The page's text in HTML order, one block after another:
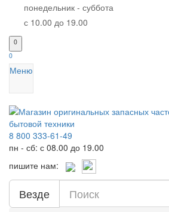
понедельник - суббота
с 10.00 до 19.00
0
0
Меню
8 800 333-61-49
пн - сб: с 08.00 до 19.00
пишите нам:
Везде